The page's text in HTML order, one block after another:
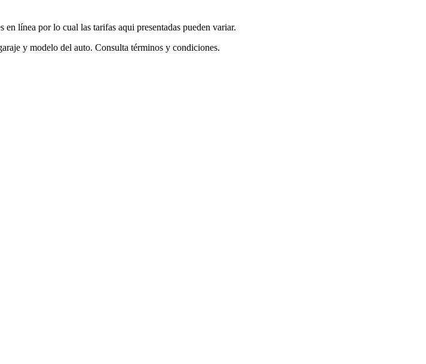
línea por lo cual las tarifas aqui presentadas pueden variar.
y modelo del auto. Consulta términos y condiciones.